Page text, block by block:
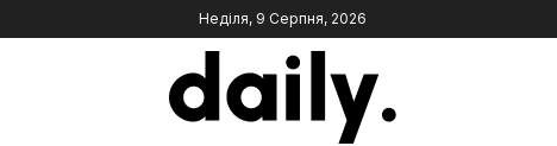
Неділя, 9 Серпня, 2026